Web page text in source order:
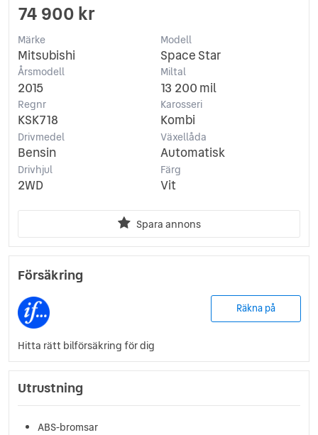
74 900 kr
Märke
Mitsubishi
Modell
Space Star
Årsmodell
2015
Miltal
13 200 mil
Regnr
KSK718
Karosseri
Kombi
Drivmedel
Bensin
Växellåda
Automatisk
Drivhjul
2WD
Färg
Vit
Spara annons
Försäkring
Räkna på
Hitta rätt bilförsäkring för dig
Utrustning
ABS-bromsar